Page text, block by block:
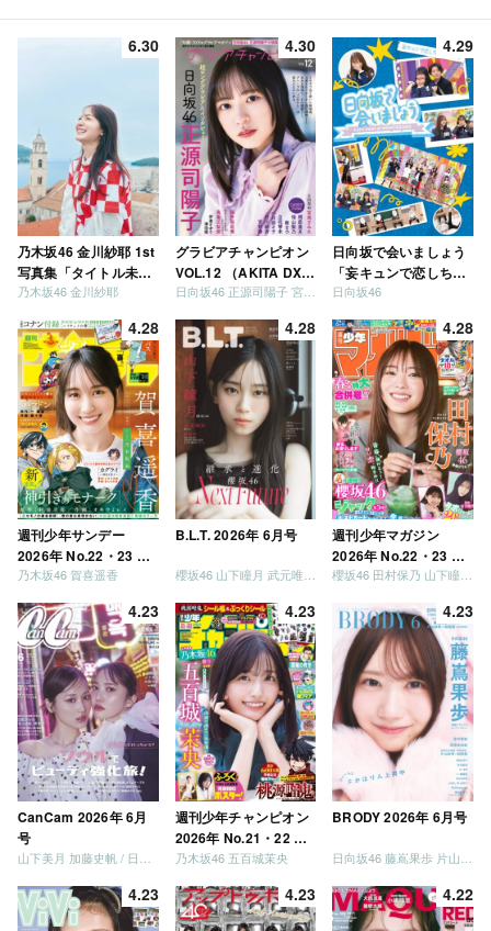
6.30
乃木坂46 金川紗耶 1st
写真集「タイトル未
定」
乃木坂46 金川紗耶
4.30
グラビアチャンピオン
VOL.12 （AKITA DXシ
リーズ）
日向坂46 正源司陽子 宮地すみれ
4.29
日向坂で会いましょう
「妄キュンで恋しちゃ
いましょう」「どっち
う」「ご褒美でロケし
ましょう」「フレンド
リーになりましょう」
「笑って卒業を祝いま
しょう」 [Blu-ray]
日向坂46
4.28
週刊少年サンデー
2026年 No.22・23 合
併号
乃木坂46 賀喜遥香
4.28
B.L.T. 2026年 6月号
櫻坂46 山下瞳月 武元唯衣 / 乃木坂46 海邉朱莉
4.28
週刊少年マガジン
2026年 No.22・23 合
併号
4.23
CanCam 2026年 6月
号
4.23
週刊少年チャンピオン
2026年 No.21・22 合
併号
乃木坂46 五百城茉央
4.23
BRODY 2026年 6月号
4.23 4.23 4.22